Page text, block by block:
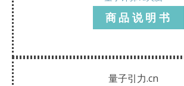
商品说明书
量子引力.cn